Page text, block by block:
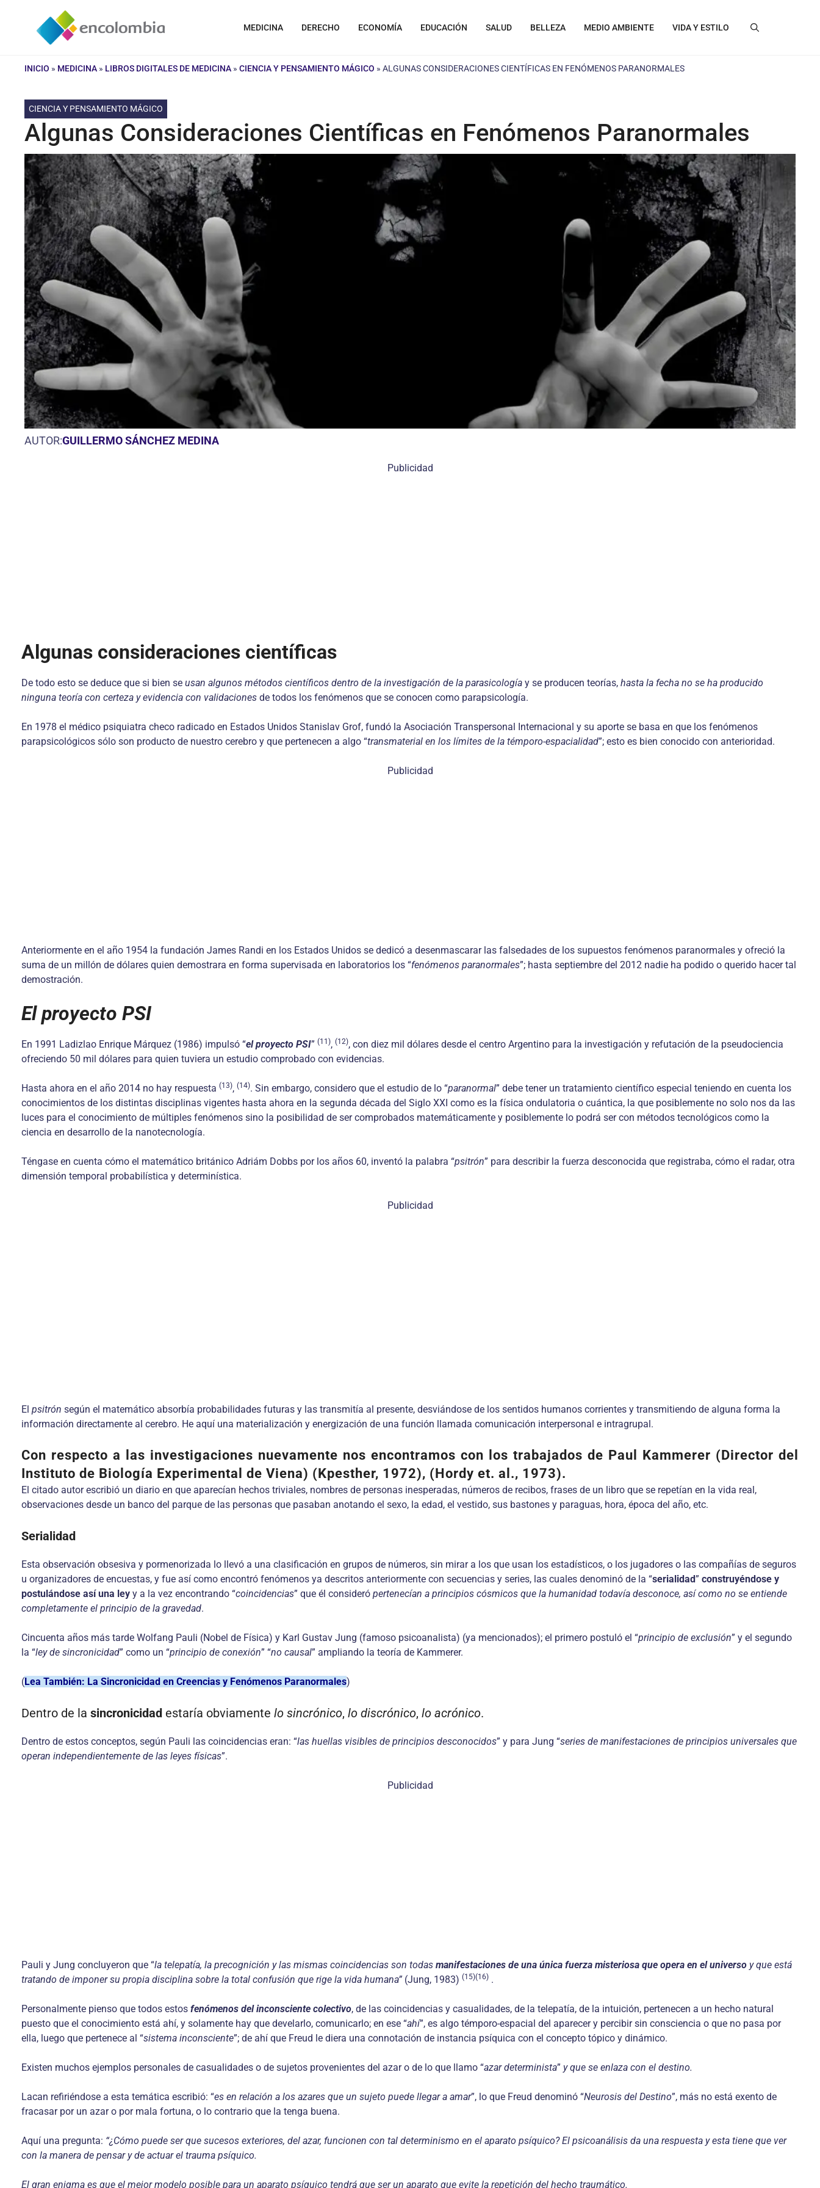
contenido
MEDICINA DERECHO ECONOMÍA EDUCACIÓN SALUD BELLEZA MEDIO AMBIENTE VIDA Y ESTILO
INICIO » MEDICINA » LIBROS DIGITALES DE MEDICINA » CIENCIA Y PENSAMIENTO MÁGICO » ALGUNAS CONSIDERACIONES CIENTÍFICAS EN FENÓMENOS PARANORMALES
CIENCIA Y PENSAMIENTO MÁGICO
Algunas Consideraciones Científicas en Fenómenos Paranormales
AUTOR:GUILLERMO SÁNCHEZ MEDINA
Publicidad
Algunas consideraciones científicas
De todo esto se deduce que si bien se usan algunos métodos científicos dentro de la inves­tigación de la parasicología y se producen teorías, hasta la fecha no se ha producido
ninguna teoría con certeza y evidencia con validaciones de todos los fenómenos que se conocen como parapsicología.
En 1978 el médico psiquiatra checo radicado en Estados Unidos Stanislav Grof, fundó la Asociación Transpersonal Internacional y su aporte se basa en que los fenó­menos
parapsicológicos sólo son producto de nuestro cerebro y que pertenecen a algo “trans­material en los límites de la témporo-espacialidad”; esto es bien conocido con anterioridad.
Publicidad
Anteriormente en el año 1954 la fundación James Randi en los Estados Unidos se dedicó a desenmascarar las falsedades de los supuestos fenómenos paranormales y ofreció la
suma de un millón de dólares quien demostrara en forma supervisada en laboratorios los “fenómenos paranormales”; hasta septiembre del 2012 nadie ha podido o querido hacer tal
demostración.
El proyecto PSI
En 1991 Ladizlao Enrique Márquez (1986) impulsó “el proyecto PSI” (11), (12), con diez mil dólares desde el centro Argentino para la investigación y refutación de la pseudociencia
ofreciendo 50 mil dólares para quien tuviera un estudio comprobado con evidencias.
Hasta ahora en el año 2014 no hay respuesta (13), (14). Sin embargo, considero que el estudio de lo “paranormal” debe tener un tratamiento científico especial teniendo en cuenta los
conoci­mientos de los distintas disciplinas vigentes hasta ahora en la segunda década del Siglo XXI como es la física ondulatoria o cuántica, la que posiblemente no solo nos da las
luces para el conocimiento de múltiples fenómenos sino la posibilidad de ser comprobados matemática­mente y posiblemente lo podrá ser con métodos tecnológicos como la
ciencia en desarrollo de la nanotecnología.
Téngase en cuenta cómo el matemático británico Adriám Dobbs por los años 60, inventó la palabra “psitrón” para describir la fuerza desconocida que registraba, cómo el radar, otra
dimensión temporal probabilística y determinística.
Publicidad
El psitrón según el matemático absorbía probabilidades futuras y las transmitía al presente, desviándose de los sentidos humanos corrientes y transmitiendo de alguna forma la
información directamente al cerebro. He aquí una materialización y energización de una función llamada comunicación interpersonal e intragrupal.
Con respecto a las investigaciones nuevamente nos encontramos con los trabajados de Paul Kammerer (Director del
Instituto de Biología Experimental de Viena) (Kpesther, 1972), (Hordy et. al., 1973).
El citado autor escribió un diario en que aparecían hechos triviales, nombres de personas inesperadas, números de recibos, frases de un libro que se repetían en la vida real,
observaciones desde un banco del parque de las personas que pasaban anotando el sexo, la edad, el vestido, sus bastones y paraguas, hora, época del año, etc.
Serialidad
Esta observa­ción obsesiva y pormenorizada lo llevó a una clasificación en grupos de números, sin mirar a los que usan los estadísticos, o los jugadores o las compañías de seguros
u organizadores de encuestas, y fue así como encontró fenómenos ya descritos anteriormente con secuencias y series, las cuales denominó de la “serialidad” construyéndose y
postulándose así una ley y a la vez encontrando “coincidencias” que él consideró pertenecían a principios cósmicos que la humanidad todavía desconoce, así como no se entiende
completamente el principio de la gravedad.
Cincuenta años más tarde Wolfang Pauli (Nobel de Física) y Karl Gustav Jung (famoso psicoanalista) (ya mencionados); el primero postuló el “principio de exclusión” y el segundo
la “ley de sincronicidad” como un “principio de conexión” “no causal” ampliando la teoría de Kammerer.
(Lea También: La Sincronicidad en Creencias y Fenómenos Paranormales)
Dentro de la sincronicidad estaría obviamente lo sincrónico, lo discró­nico, lo acrónico.
Dentro de estos conceptos, según Pauli las coincidencias eran: “las huellas visibles de principios desconocidos” y para Jung “series de manifestaciones de principios universales que
operan independientemente de las leyes físicas”.
Publicidad
Pauli y Jung concluyeron que “la telepatía, la precognición y las mismas coincidencias son todas manifestaciones de una única fuerza misteriosa que opera en el universo y que está
tratando de imponer su propia disciplina sobre la total confusión que rige la vida humana” (Jung, 1983) (15)(16) .
Personalmente pienso que todos estos fenómenos del inconsciente colectivo, de las coin­cidencias y casualidades, de la telepatía, de la intuición, pertenecen a un hecho natural
puesto que el conocimiento está ahí, y solamente hay que develarlo, comunicarlo; en ese “ahí”, es algo témporo-espacial del aparecer y percibir sin consciencia o que no pasa por
ella, luego que pertenece al “sistema inconsciente”; de ahí que Freud le diera una connotación de instan­cia psíquica con el concepto tópico y dinámico.
Existen muchos ejemplos personales de casualidades o de sujetos provenientes del azar o de lo que llamo “azar determinista” y que se enlaza con el destino.
Lacan refiriéndose a esta temática escribió: “es en relación a los azares que un sujeto puede llegar a amar”, lo que Freud denominó “Neurosis del Destino”, más no está exento de
fracasar por un azar o por mala fortuna, o lo contrario que la tenga buena.
Aquí una pregunta: “¿Cómo puede ser que sucesos exteriores, del azar, funcionen con tal determinismo en el aparato psíquico? El psicoanálisis da una respuesta y esta tiene que ver
con la manera de pensar y de actuar el trauma psíquico.
El gran enigma es que el mejor modelo posible para un aparato psíquico tendrá que ser un aparato que evite la repetición del hecho traumático.